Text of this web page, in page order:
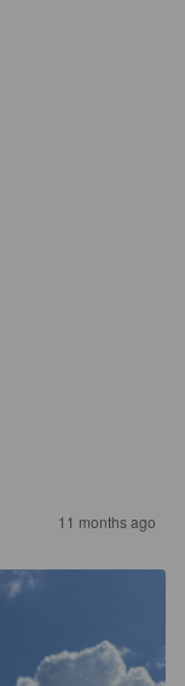
11 months ago